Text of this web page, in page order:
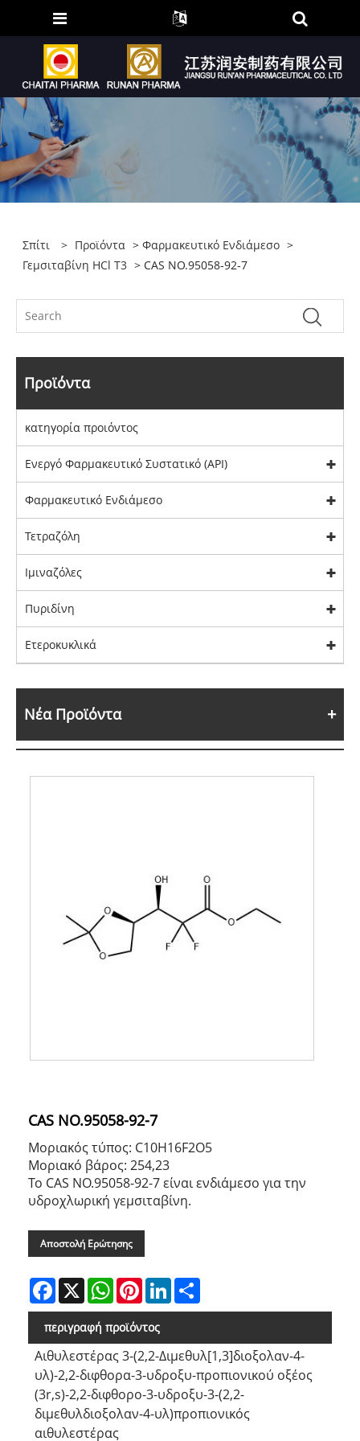
Σπίτι > Προϊόντα >Φαρμακευτικό Ενδιάμεσο >
Γεμσιταβίνη HCl T3 > CAS NO.95058-92-7
Προϊόντα
κατηγορία προιόντος
Ενεργό Φαρμακευτικό Συστατικό (API)
Φαρμακευτικό Ενδιάμεσο
Τετραζόλη
Ιμιναζόλες
Πυριδίνη
Ετεροκυκλικά
Νέα Προϊόντα
CAS NO.95058-92-7
Μοριακός τύπος: C10H16F2O5
Μοριακό βάρος: 254,23
Το CAS NO.95058-92-7 είναι ενδιάμεσο για την
υδροχλωρική γεμσιταβίνη.
Αποστολή Ερώτησης
Facebook
X WhatsAppPinterestLinkedIn
περιγραφή προϊόντος
Αιθυλεστέρας 3-(2,2-Διμεθυλ[1,3]διοξολαν-4-
υλ)-2,2-διφθορα-3-υδροξυ-προπιονικού οξέος
(3r,s)-2,2-διφθορο-3-υδροξυ-3-(2,2-
διμεθυλδιοξολαν-4-υλ)προπιονικός
αιθυλεστέρας